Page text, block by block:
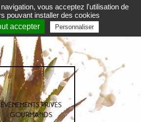
ÉVÉNEMENTS PRIVÉS
GOURMANDS
vous acceptez l'utilisation de
pouvant installer des cookies
accepter
Personnaliser